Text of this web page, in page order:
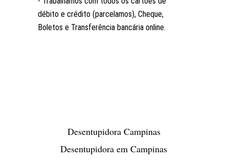
débito e crédito (parcelamos), Cheque,
Boletos e Transferência bancária online.
Desentupidora Campinas
Desentupidora em Campinas